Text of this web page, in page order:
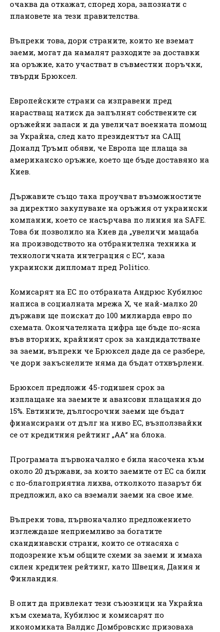
очаква да откажат, според хора, запознати с
плановете на тези правителства.
Въпреки това, дори страните, които не вземат
заеми, могат да намалят разходите за доставки
на оръжие, като участват в съвместни поръчки,
твърди Брюксел.
Европейските страни са изправени пред
нарастващ натиск да запълнят собствените си
оръжейни запаси и да увеличат военната помощ
за Украйна, след като президентът на САЩ
Доналд Тръмп обяви, че Европа ще плаща за
американско оръжие, което ще бъде доставяно на
Киев.
Държавите също така проучват възможностите
за директно закупуване на оръжия от украински
компании, което се насърчава по линия на SAFE.
Това би позволило на Киев да „увеличи мащаба
на производството на отбранителна техника и
технологичната интеграция с ЕС“, каза
украински дипломат пред Politico.
Комисарят на ЕС по отбраната Андрюс Кубилюс
написа в социалната мрежа Х, че най-малко 20
държави ще поискат до 100 милиарда евро по
схемата. Окончателната цифра ще бъде по-ясна
във вторник, крайният срок за кандидатстване
за заеми, въпреки че Брюксел даде да се разбере,
че дори закъснелите няма да бъдат отхвърлени.
Брюксел предложи 45-годишен срок за
изплащане на заемите и авансови плащания до
15%. Евтините, дългосрочни заеми ще бъдат
финансирани от дълг на ниво ЕС, възползвайки
се от кредитния рейтинг „АА“ на блока.
Програмата първоначално е била насочена към
около 20 държави, за които заемите от ЕС са били
с по-благоприятна лихва, отколкото пазарът би
предложил, ако са вземали заеми на свое име.
Въпреки това, първоначално предложението
изглеждаше неприемливо за богатите
скандинавски страни, които се отнасяха с
подозрение към общите схеми за заеми и имаха
силен кредитен рейтинг, като Швеция, Дания и
Финландия.
В опит да привлекат тези съюзници на Украйна
към схемата, Кубилюс и комисарят по
икономиката Валдис Домбровскис призоваха